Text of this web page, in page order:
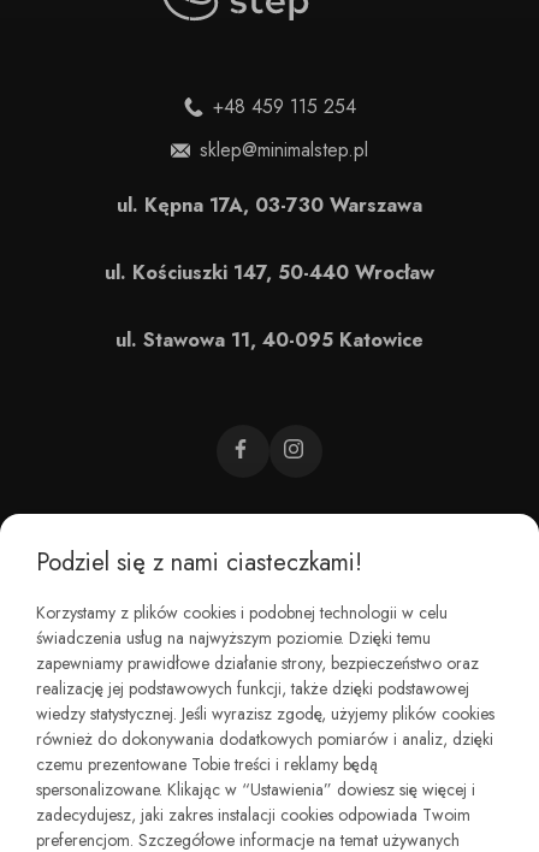
CZEMU BAREFOOT?
KIM JESTEŚMY?
REGULAMINY I ZWROTY
+48 459 115 254
sklep@minimalstep.pl
ul. Kępna 17A, 03-730 Warszawa
ul. Kościuszki 147, 50-440 Wrocław
ul. Stawowa 11, 40-095 Katowice
Podziel się z nami ciasteczkami!
Korzystamy z plików cookies i podobnej technologii w celu
świadczenia usług na najwyższym poziomie. Dzięki temu
zapewniamy prawidłowe działanie strony, bezpieczeństwo oraz
realizację jej podstawowych funkcji, także dzięki podstawowej
wiedzy statystycznej. Jeśli wyrazisz zgodę, użyjemy plików cookies
również do dokonywania dodatkowych pomiarów i analiz, dzięki
czemu prezentowane Tobie treści i reklamy będą
spersonalizowane. Klikając w “Ustawienia” dowiesz się więcej i
zadecydujesz, jaki zakres instalacji cookies odpowiada Twoim
preferencjom. Szczegółowe informacje na temat używanych